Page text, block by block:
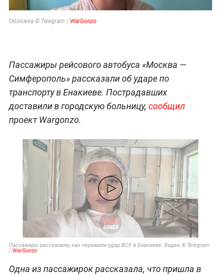
Обложка © Telegram / WarGonzo
Пассажиры рейсового автобуса «Москва —
Симферополь» рассказали об ударе по
транспорту в Енакиеве. Пострадавших
доставили в городскую больницу, сообщил
проект Wargonzo.
Пассажиры рассказали, как пережили удар ВСУ в Енакиеве. Видео © Telegram
/ WarGonzo
Одна из пассажирок рассказала, что пришла в